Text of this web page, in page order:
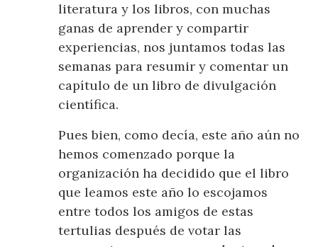
literatura y los libros, con muchas
ganas de aprender y compartir
experiencias, nos juntamos todas las
semanas para resumir y comentar un
capítulo de un libro de divulgación
científica.
Pues bien, como decía, este año aún no
hemos comenzado porque la
organización ha decidido que el libro
que leamos este año lo escojamos
entre todos los amigos de estas
tertulias después de votar las